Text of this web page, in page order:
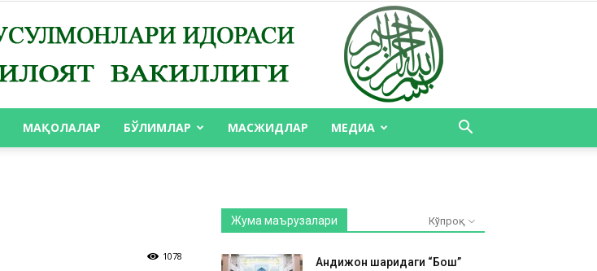
МАҚОЛАЛАР БЎЛИМЛАР МАСЖИДЛАР МЕДИА
1078
Жума маърузалари Кўпроқ
Андижон шаҳридаги “Бош”